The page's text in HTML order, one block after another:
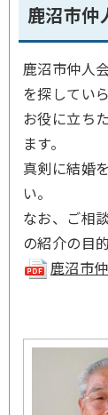
鹿沼市仲
鹿沼市仲人
を探してい
お役に立ち
ます。
真剣に結婚
い。
なお、ご相
の紹介の目
鹿沼市